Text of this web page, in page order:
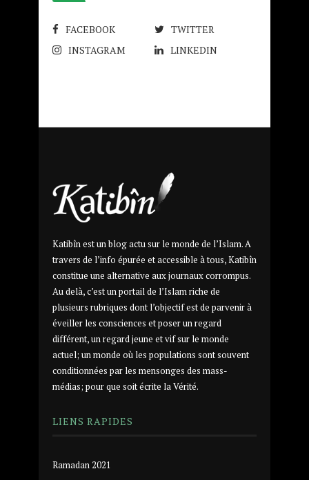
FACEBOOK
TWITTER
INSTAGRAM
LINKEDIN
Katibîn est un blog actu sur le monde de l’Islam. A
travers de l’info épurée et accessible à tous, Katibîn
constitue une alternative aux journaux corrompus.
Au delà, c’est un portail de l’Islam riche de
plusieurs rubriques dont l’objectif est de parvenir à
éveiller les consciences et poser un regard
différent, un regard jeune et vif sur le monde
actuel; un monde où les populations sont souvent
conditionnées par les mensonges des mass-
médias; pour que soit écrite la Vérité.
LIENS RAPIDES
Ramadan 2021